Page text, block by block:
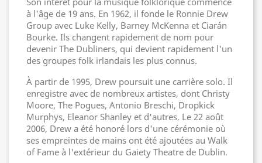
à l'âge de 19 ans. En 1962, il fonde le Ronnie Drew
Group avec Luke Kelly, Barney McKenna et Ciarán
Bourke. Ils changent rapidement de nom pour
devenir The Dubliners, qui devient rapidement l'un
des groupes folk irlandais les plus connus.
À partir de 1995, Drew poursuit une carrière solo. Il
enregistre avec de nombreux artistes, dont Christy
Moore, The Pogues, Antonio Breschi, Dropkick
Murphys, Eleanor Shanley et d'autres. Le 22 août
2006, Drew a été honoré lors d'une cérémonie où
ses empreintes de mains ont été ajoutées au Walk
of Fame à l'extérieur du Gaiety Theatre de Dublin.